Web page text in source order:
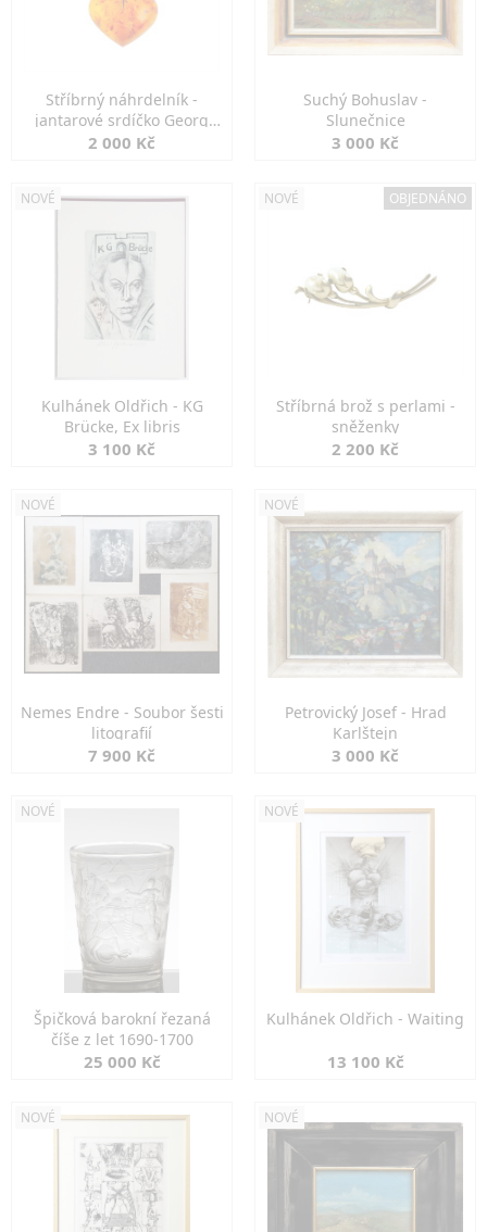
Stříbrný náhrdelník -
jantarové srdíčko Georg
Kramer
2 000 Kč
Suchý Bohuslav -
Slunečnice
3 000 Kč
NOVÉ
Kulhánek Oldřich - KG
Brücke, Ex libris
3 100 Kč
NOVÉ OBJEDNÁNO
Stříbrná brož s perlami -
sněženky
2 200 Kč
NOVÉ
Nemes Endre - Soubor šesti
litografií
7 900 Kč
NOVÉ
Petrovický Josef - Hrad
Karlštejn
3 000 Kč
NOVÉ
Špičková barokní řezaná
číše z let 1690-1700
25 000 Kč
NOVÉ
Kulhánek Oldřich - Waiting
13 100 Kč
NOVÉ NOVÉ